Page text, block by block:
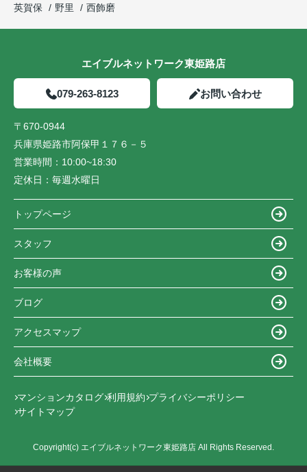
英賀保
野里 西飾磨
エイブルネットワーク東姫路店
079-263-8123 お問い合わせ
〒670-0944
兵庫県姫路市阿保甲１７６－５
営業時間： 10:00~18:30
定休日： 毎週水曜日
トップページ
スタッフ
お客様の声
ブログ
アクセスマップ
会社概要
マンションカタログ 利用規約 プライバシーポリシー
サイトマップ
Copyright(c) エイブルネットワーク東姫路店 All Rights Reserved.